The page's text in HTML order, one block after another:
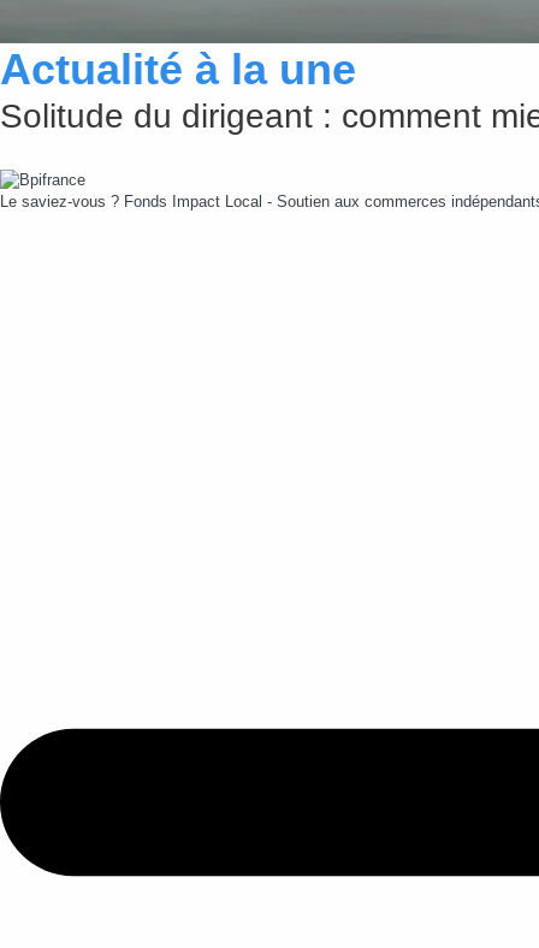
Actualité à la une
Solitude du dirigeant : comment
Le saviez-vous ? Fonds Impact Local - Soutien aux commerces